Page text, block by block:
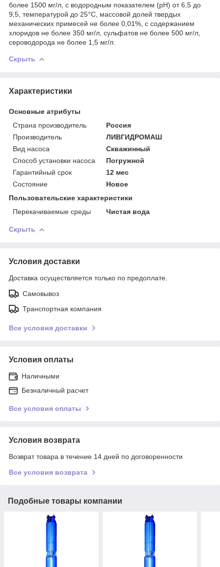
более 1500 мг/л, с водородным показателем (рН) от 6,5 до
9,5, температурой до 25°С, массовой долей твердых
механических примесей не более 0,01%, с содержанием
хлоридов не более 350 мг/л, сульфатов не более 500 мг/л,
сероводорода не более 1,5 мг/л.
Скрыть
Характеристики
Основные атрибуты
Страна производитель
Россия
Производитель
ЛИВГИДРОМАШ
Вид насоса
Скважинный
Способ установки насоса
Погружной
Гарантийный срок
12 мес
Состояние
Новое
Пользовательские характеристики
Перекачиваемые среды
Чистая вода
Скрыть
Условия доставки
Доставка осуществляется только по предоплате.
Самовывоз
Транспортная компания
Все условия доставки
Условия оплаты
Наличными
Безналичный расчет
Все условия оплаты
Условия возврата
Возврат товара в течение 14 дней по договоренности
Все условия возврата
Подобные товары компании